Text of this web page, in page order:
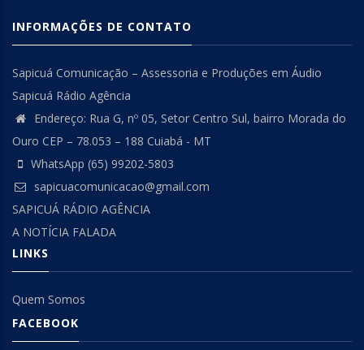
INFORMAÇÕES DE CONTATO
Sapicuá Comunicação – Assessoria e Produções em Áudio
Sapicuá Rádio Agência
Endereço: Rua G, nº 05, Setor Centro Sul, bairro Morada do
Ouro CEP – 78.053 – 188 Cuiabá - MT
WhatsApp (65) 99202-5803
sapicuacomunicacao@gmail.com
SAPICUÁ RÁDIO AGÊNCIA
A NOTÍCIA FALADA
LINKS
Quem Somos
FACEBOOK